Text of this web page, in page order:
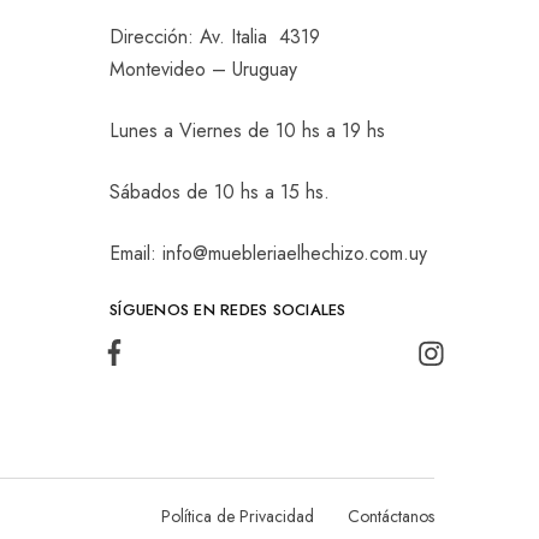
Dirección: Av. Italia 4319
Montevideo – Uruguay
Lunes a Viernes de 10 hs a 19 hs
Sábados de 10 hs a 15 hs.
Email: info@muebleriaelhechizo.com.uy
SÍGUENOS EN REDES SOCIALES
Política de Privacidad Contáctanos